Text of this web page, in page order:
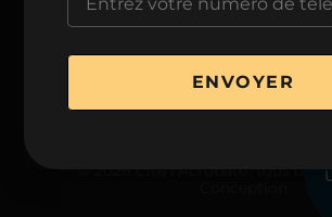
© 2026 Cité l’Acrobate. Tous
ENVOYER